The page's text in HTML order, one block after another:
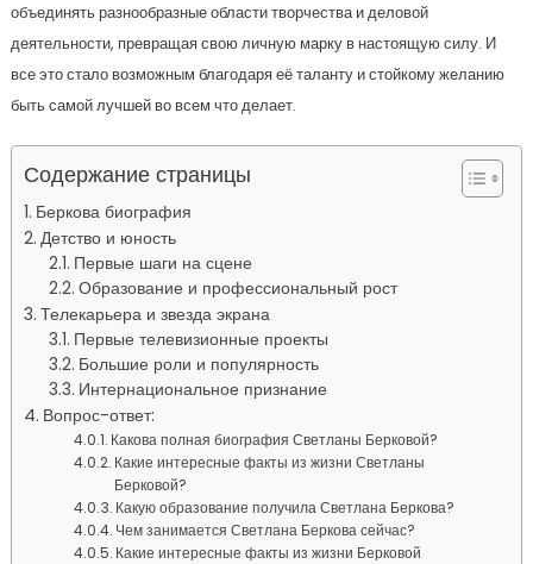
объединять разнообразные области творчества и деловой
деятельности, превращая свою личную марку в настоящую силу. И
все это стало возможным благодаря её таланту и стойкому желанию
быть самой лучшей во всем что делает.
Содержание страницы
Беркова биография
Детство и юность
Первые шаги на сцене
Образование и профессиональный рост
Телекарьера и звезда экрана
Первые телевизионные проекты
Большие роли и популярность
Интернациональное признание
Вопрос-ответ:
Какова полная биография Светланы Берковой?
Какие интересные факты из жизни Светланы
Берковой?
Какую образование получила Светлана Беркова?
Чем занимается Светлана Беркова сейчас?
Какие интересные факты из жизни Берковой